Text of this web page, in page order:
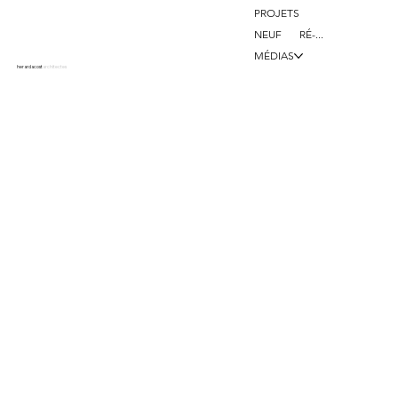
herardacostarchitectes
PROJETS
NEUF
RÉ-...
MÉDIAS